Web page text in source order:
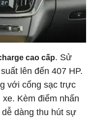
cao cấp. Sử
lên đến 407 HP.
với cổng sạc trực
Kèm điểm nhấn
dàng thu hút sự